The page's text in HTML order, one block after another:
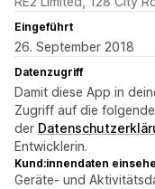
Eingeführt
26. September 2018
Datenzugriff
Damit diese App in
Zugriff auf die
der
Entwicklerin.
Kund:innendaten
Geräte- und